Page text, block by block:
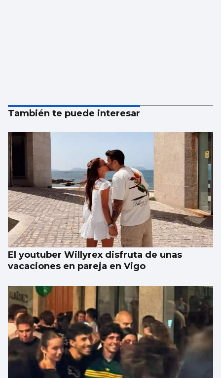
También te puede interesar
El youtuber Willyrex disfruta de unas
vacaciones en pareja en Vigo